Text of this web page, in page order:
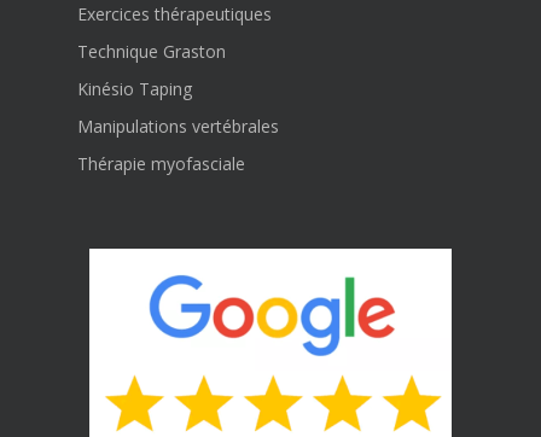
Exercices thérapeutiques
Technique Graston
Kinésio Taping
Manipulations vertébrales
Thérapie myofasciale